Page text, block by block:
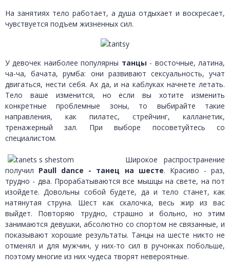
На занятиях тело работает, а душа отдыхает и воскресает,
чувствуется подъем жизненных сил.
У девочек наиболее популярны танцы - восточные, латина,
ча-ча, бачата, румба: они развивают сексуальность, учат
двигаться, нести себя. Ах да, и на каблуках начнете летать.
Тело ваше изменится, но если вы хотите изменить
конкретные проблемные зоны, то выбирайте такие
направления, как пилатес, стрейчинг, калланетик,
тренажерный зал. При выборе посоветуйтесь со
специалистом.
Широкое распространение
получил Paull dance - танец на шесте. Красиво - раз,
трудно - два. Прорабатываются все мышцы на свете, на пот
изойдете. Довольны собой будете, да и тело станет, как
натянутая струна. Шест как скалочка, весь жир из вас
выйдет. Повторяю трудно, страшно и больно, но этим
занимаются девушки, абсолютно со спортом не связанные, и
показывают хорошие результаты. Танцы на шесте никто не
отменял и для мужчин, у них-то сил в ручонках побольше,
поэтому многие из них чудеса творят невероятные.